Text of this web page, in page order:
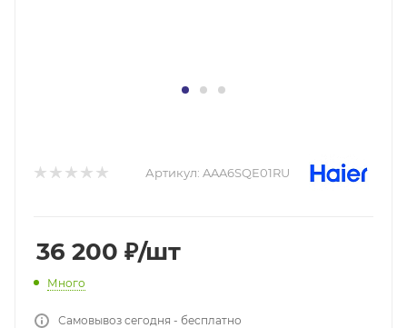
Артикул: AAA6SQE01RU
36 200 ₽/шт
Много
Самовывоз сегодня - бесплатно